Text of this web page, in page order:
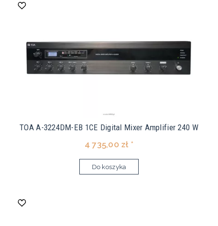
TOA A-3224DM-EB 1CE Digital Mixer Amplifier 240 W
4 735,00 zł *
Do koszyka